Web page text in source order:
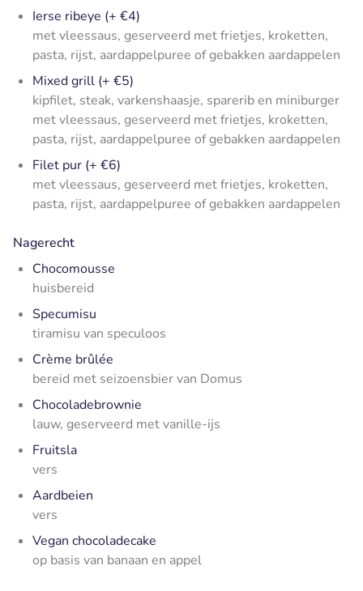
Ierse ribeye (+ €4)
met vleessaus, geserveerd met frietjes, kroketten,
pasta, rijst, aardappelpuree of gebakken aardappelen
Mixed grill (+ €5)
kipfilet, steak, varkenshaasje, sparerib en miniburger
met vleessaus, geserveerd met frietjes, kroketten,
pasta, rijst, aardappelpuree of gebakken aardappelen
Filet pur (+ €6)
met vleessaus, geserveerd met frietjes, kroketten,
pasta, rijst, aardappelpuree of gebakken aardappelen
Nagerecht
Chocomousse
huisbereid
Specumisu
tiramisu van speculoos
Crème brûlée
bereid met seizoensbier van Domus
Chocoladebrownie
lauw, geserveerd met vanille-ijs
Fruitsla
vers
Aardbeien
vers
Vegan chocoladecake
op basis van banaan en appel